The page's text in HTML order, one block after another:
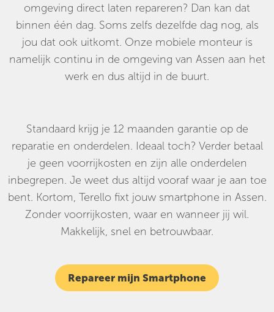
omgeving direct laten repareren? Dan kan dat
binnen één dag. Soms zelfs dezelfde dag nog, als
jou dat ook uitkomt. Onze mobiele monteur is
namelijk continu in de omgeving van Assen aan het
werk en dus altijd in de buurt.
Standaard krijg je 12 maanden garantie op de
reparatie en onderdelen. Ideaal toch? Verder betaal
je geen voorrijkosten en zijn alle onderdelen
inbegrepen. Je weet dus altijd vooraf waar je aan toe
bent. Kortom, Terello fixt jouw smartphone in Assen.
Zonder voorrijkosten, waar en wanneer jij wil.
Makkelijk, snel en betrouwbaar.
Repareer mijn Smartphone